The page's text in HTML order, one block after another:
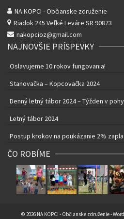
NA KOPCI - Občianske združenie
Riadok 245 Veľké Leváre SR 90873
nakopcioz@gmail.com
NAJNOVŠIE PRÍSPEVKY
Oslavujeme 10 rokov fungovania!
Stanovačka – Kopcovačka 2024
Denný letný tábor 2024 – Týžden v
Letný tábor 2024
Postup krokov na poukázanie 2%
ČO ROBÍME
© 2026 NA KOPCI - Občianske združenie -